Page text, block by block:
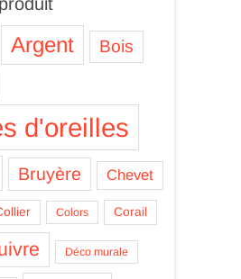
Argent Bois
d'oreilles
Bruyère Chevet
Colors Corail
Déco murale